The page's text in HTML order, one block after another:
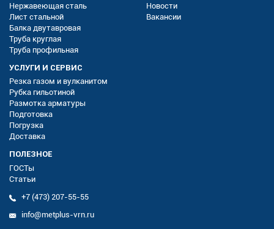
Нержавеющая сталь
Лист стальной
Балка двутавровая
Труба круглая
Труба профильная
Новости
Вакансии
УСЛУГИ И СЕРВИС
Резка газом и вулканитом
Рубка гильотиной
Размотка арматуры
Подготовка
Погрузка
Доставка
ПОЛЕЗНОЕ
ГОСТы
Статьи
+7 (473) 207-55-55
info@metplus-vrn.ru